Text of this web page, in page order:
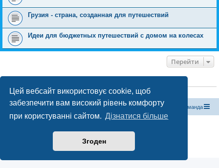
Цей вебсайт використовує cookie, щоб
забезпечити вам високий рівень комфорту
при користуванні сайтом. Дізнатися більше
Згоден
Грузия - страна, созданная для путешествий
Идеи для бюджетных путешествий с домом на колесах
Перейти
Зараз переглядають цей форум:ClaudeBot [бот ШІ] і 0 гостей
Магазин спорядження Туристичний форум «Рюкзак» Команда
Конфіденційність|Умови